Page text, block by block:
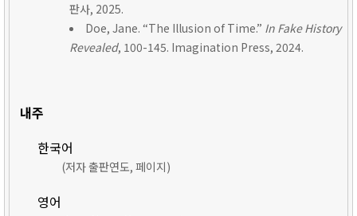
판사, 2025.
Doe, Jane. “The Illusion of Time.” In Fake History
Revealed, 100-145. Imagination Press, 2024.
내주
한국어
(저자 출판연도, 페이지)
영어